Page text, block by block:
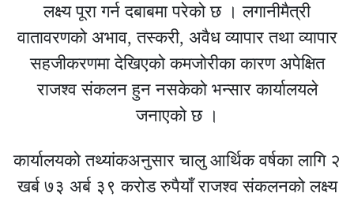
लक्ष्य पूरा गर्न दबाबमा परेको छ । लगानीमैत्री
वातावरणको अभाव, तस्करी, अवैध व्यापार तथा व्यापार
सहजीकरणमा देखिएको कमजोरीका कारण अपेक्षित
राजश्व संकलन हुन नसकेको भन्सार कार्यालयले
जनाएको छ ।
कार्यालयको तथ्यांकअनुसार चालु आर्थिक वर्षका लागि २
खर्ब ७३ अर्ब ३९ करोड रुपैयाँ राजश्व संकलनको लक्ष्य